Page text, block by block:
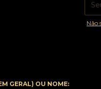
Não
GERAL) OU NOME: